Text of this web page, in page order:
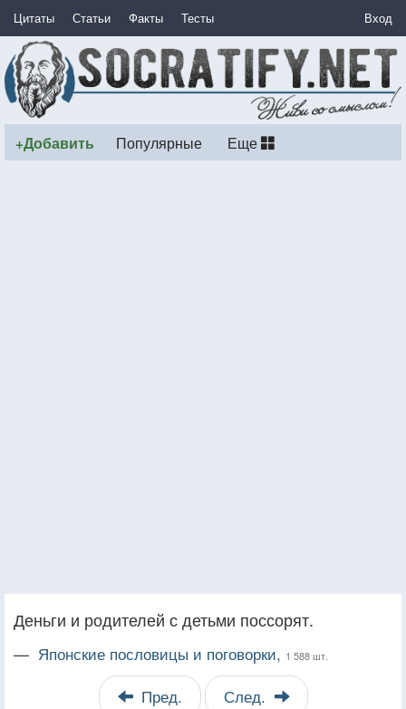
Цитаты Статьи Факты Тесты Вход
+Добавить Популярные Еще
Деньги и родителей с детьми поссорят.
— Японские пословицы и поговорки, 1 588 шт.
Пред. След.